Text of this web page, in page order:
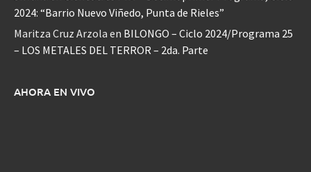
2024: “Barrio Nuevo Viñedo, Punta de Rieles”
Maritza Cruz Arzola en BILONGO – Ciclo 2024/Programa 25
– LOS METALES DEL TERROR – 2da. Parte
AHORA EN VIVO